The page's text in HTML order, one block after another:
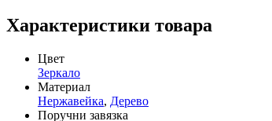
Характеристики товара
Цвет
Зеркало
Материал
Нержавейка, Дерево
Поручни завязка